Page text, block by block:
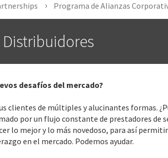
Programa de Alianzas
desafíos del mercado?
clientes de múltiples y alucinantes formas.
por un flujo constante de prestadores de
lo mejor y lo más novedoso, para así permitir
en el mercado. Podemos ayudar.